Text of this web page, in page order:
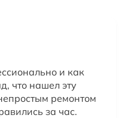
и как
что нашел эту
ремонтом
за час.